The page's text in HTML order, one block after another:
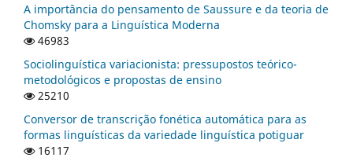
A importância do pensamento de Saussure e da teoria de
Chomsky para a Linguística Moderna
46983
Sociolinguística variacionista: pressupostos teórico-
metodológicos e propostas de ensino
25210
Conversor de transcrição fonética automática para as
formas linguísticas da variedade linguística potiguar
16117